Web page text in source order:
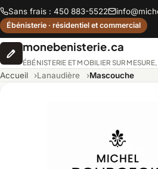
Sans frais : 450 883-5522
Ébénisterie · résidentiel et commercial
monebenisterie.ca
ÉBÉNISTERIE ET MOBILIER SUR
Accueil Lanaudière Mascouche